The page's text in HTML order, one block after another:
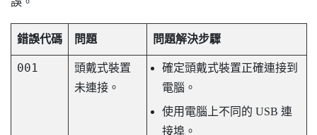
錯誤代碼 問題 問題解決步驟
001
頭戴式裝置
未連接。
確定頭戴式裝置正確連接到
電腦。
使用電腦上不同的 USB 連
接埠。